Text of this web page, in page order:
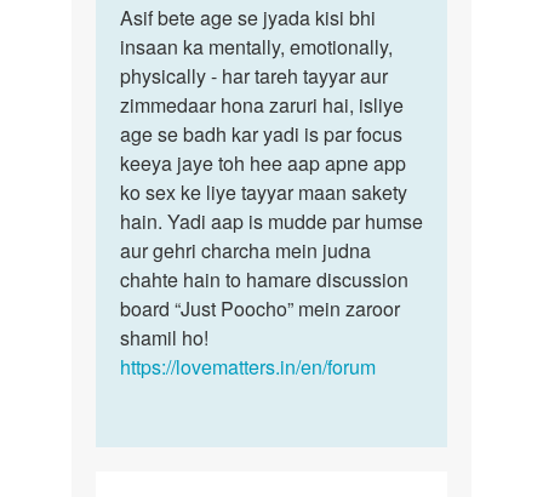
to
Sex
krne
ke
ley
kitne
age…
by
Asif
Asif
bete
age
se
jyada
kisi…
Asif bete age se jyada kisi bhi
insaan ka mentally, emotionally,
physically - har tareh tayyar aur
zimmedaar hona zaruri hai, isliye
age se badh kar yadi is par focus
keeya jaye toh hee aap apne app
ko sex ke liye tayyar maan sakety
hain. Yadi aap is mudde par humse
aur gehri charcha mein judna
chahte hain to hamare discussion
board “Just Poocho” mein zaroor
shamil ho!
https://lovematters.in/en/forum